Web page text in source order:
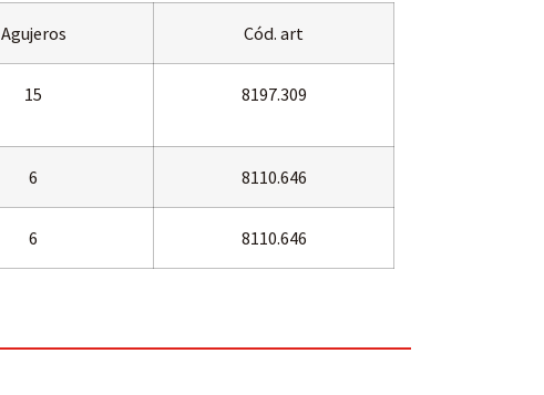
Agujeros Cód. art
15 8197.309
6 8110.646
6 8110.646